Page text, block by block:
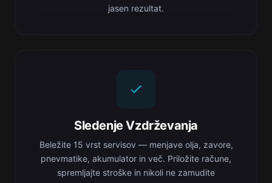
jasen rezultat.
Sledenje Vzdrževanja
Beležite 15 vrst servisov — menjave olja, zavore,
pnevmatike, akumulator in več. Priložite račune,
spremljajte stroške in nikoli ne zamudite